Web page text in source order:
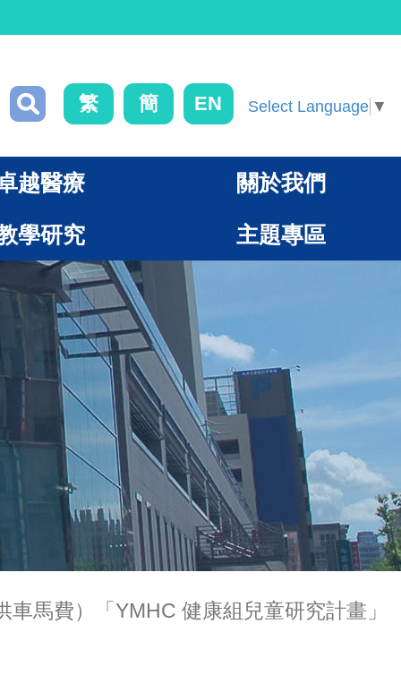
繁 簡 EN Select Language ▼
越醫療 關於我們
學研究 主題專區
馬費）「YMHC 健康組兒童研究計畫」